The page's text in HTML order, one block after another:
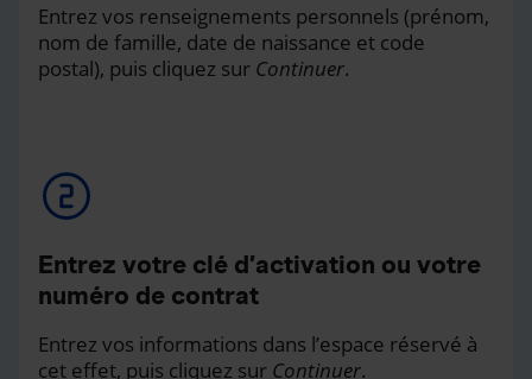
Entrez vos renseignements personnels (prénom,
nom de famille, date de naissance et code
postal), puis cliquez sur Continuer.
Entrez votre clé d’activation ou votre
numéro de contrat
Entrez vos informations dans l’espace réservé à
cet effet, puis cliquez sur Continuer.